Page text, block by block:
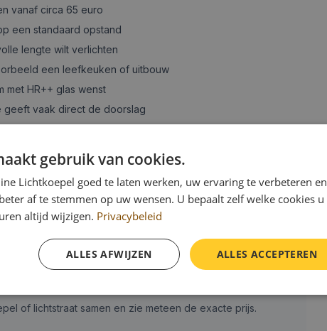
vanaf circa 65 euro
een standaard opstand
lengte wilt verlichten
een leefkeuken of uitbouw
met HR++ glas wenst
geeft vaak direct de doorslag
van jouw maten en uitvoering, zonder verrassingen
terwijl een lichtstraat door de langere overspanning en
volgt binnen 5 werkdagen. Vanaf 400 euro is de
je jarenlang zeker bent van kwaliteit en daglicht.
of lichtstraat samen en zie meteen de exacte prijs.
gebruik van cookies.
Lichtkoepel goed te laten werken, uw ervaring te verbeteren en
af te stemmen op uw wensen. U bepaalt zelf welke cookies u
altijd wijzigen. Privacybeleid
ALLES ACCEPTEREN
ALLES AFWIJZEN